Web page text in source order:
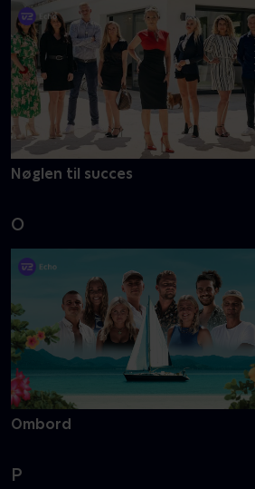
Nøglen til succes
O
Ombord
P